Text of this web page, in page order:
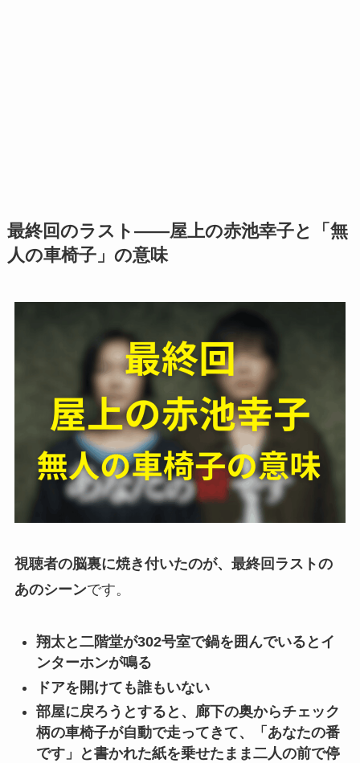
最終回のラスト――屋上の赤池幸子と「無
人の車椅子」の意味
視聴者の脳裏に焼き付いたのが、最終回ラストの
あのシーンです。
翔太と二階堂が302号室で鍋を囲んでいるとイ
ンターホンが鳴る
ドアを開けても誰もいない
部屋に戻ろうとすると、廊下の奥からチェック
柄の車椅子が自動で走ってきて、「あなたの番
です」と書かれた紙を乗せたまま二人の前で停